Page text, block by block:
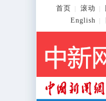
首页 滚动
English